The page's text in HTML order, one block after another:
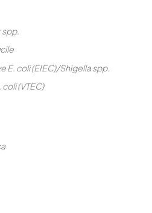
E. coli (EIEC)/Shigella spp.
(VTEC)